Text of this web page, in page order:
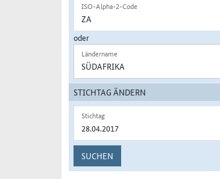
ISO-Alpha-2-Code
oder
Ländername
STICHTAG ÄNDERN
Stichtag
SUCHEN